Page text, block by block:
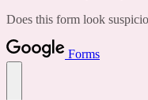
Does this form look
Forms